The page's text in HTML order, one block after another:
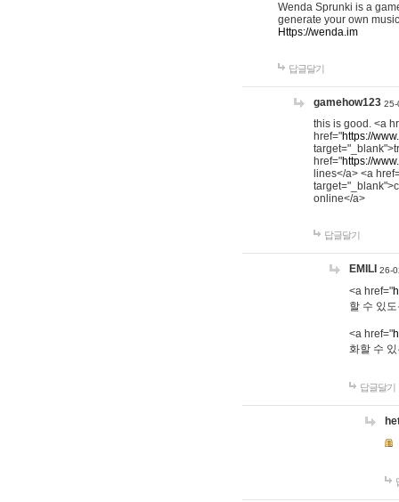
Wenda Sprunki is a
generate your own
Https://wenda.im
답글달기
gamehow123 25-
this is good. <a
href="https://
href="https://
lines</a> <a
online</a>
답글달기
EMILI 26-
<a href="
할 수 있
<a href="
화할 수
답글달기